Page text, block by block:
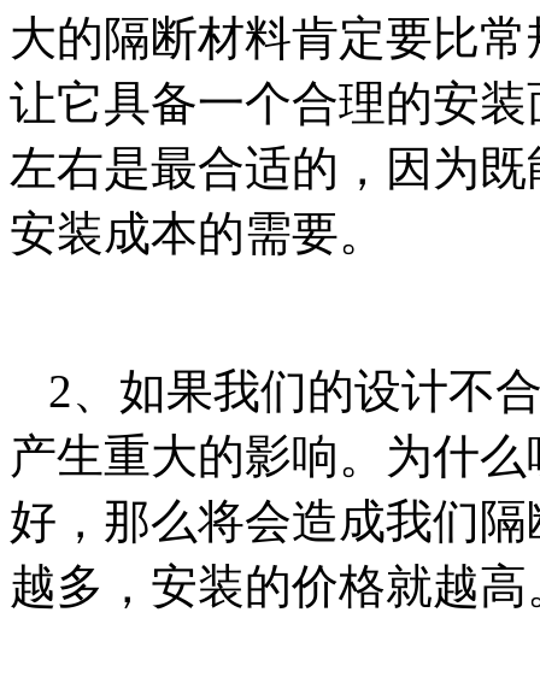
大的隔断材料肯定要比
让它具备一个合理的安
左右是最合适的，因为
安装成本的需要。
2、如果我们的设计不
产生重大的影响。为什
好，那么将会造成我们
越多，安装的价格就越